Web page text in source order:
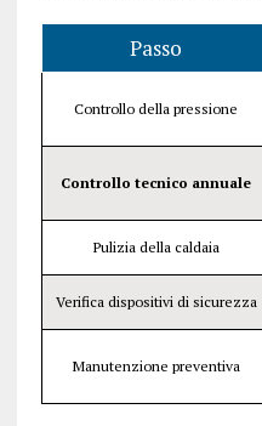
Passo
Controllo della pressione
Controllo tecnico annuale
Pulizia della caldaia
Verifica dispositivi di sicurezza
Manutenzione preventiva